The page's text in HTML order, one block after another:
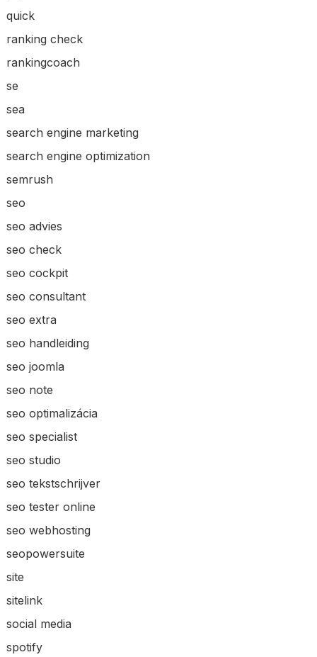
quick
ranking check
rankingcoach
se
sea
search engine marketing
search engine optimization
semrush
seo
seo advies
seo check
seo cockpit
seo consultant
seo extra
seo handleiding
seo joomla
seo note
seo optimalizácia
seo specialist
seo studio
seo tekstschrijver
seo tester online
seo webhosting
seopowersuite
site
sitelink
social media
spotify